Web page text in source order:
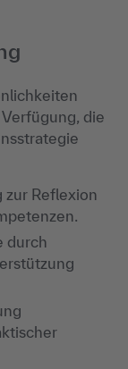
die
zur Reflexion
durch